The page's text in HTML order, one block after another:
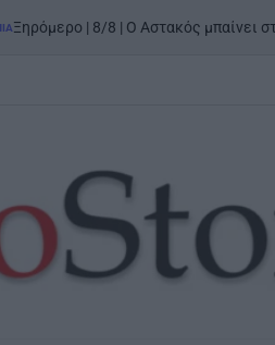
8/8 | Ο Αστακός μπαίνει στον χορόon